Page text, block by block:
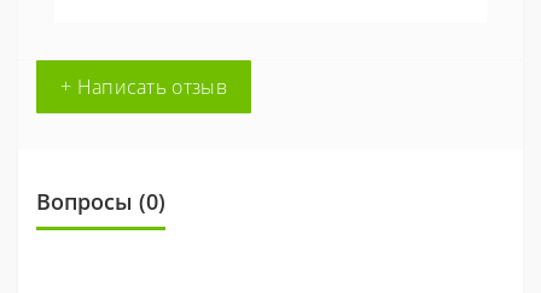
+ Написать отзыв
Вопросы (0)